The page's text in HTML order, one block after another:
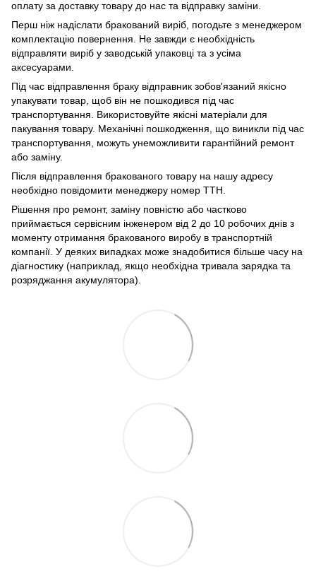
оплату за доставку товару до нас та відправку заміни.
Перш ніж надіслати бракований виріб, погодьте з менеджером
комплектацію повернення. Не завжди є необхідність
відправляти виріб у заводській упаковці та з усіма
аксесуарами.
Під час відправлення браку відправник зобов'язаний якісно
упакувати товар, щоб він не пошкодився під час
транспортування. Використовуйте якісні матеріали для
пакування товару. Механічні пошкодження, що виникли під час
транспортування, можуть унеможливити гарантійний ремонт
або заміну.
Після відправлення бракованого товару на нашу адресу
необхідно повідомити менеджеру номер ТТН.
Рішення про ремонт, заміну повністю або частково
приймається сервісним інженером від 2 до 10 робочих днів з
моменту отримання бракованого виробу в транспортній
компанії. У деяких випадках може знадобитися більше часу на
діагностику (наприклад, якщо необхідна тривала зарядка та
розряджання акумулятора).